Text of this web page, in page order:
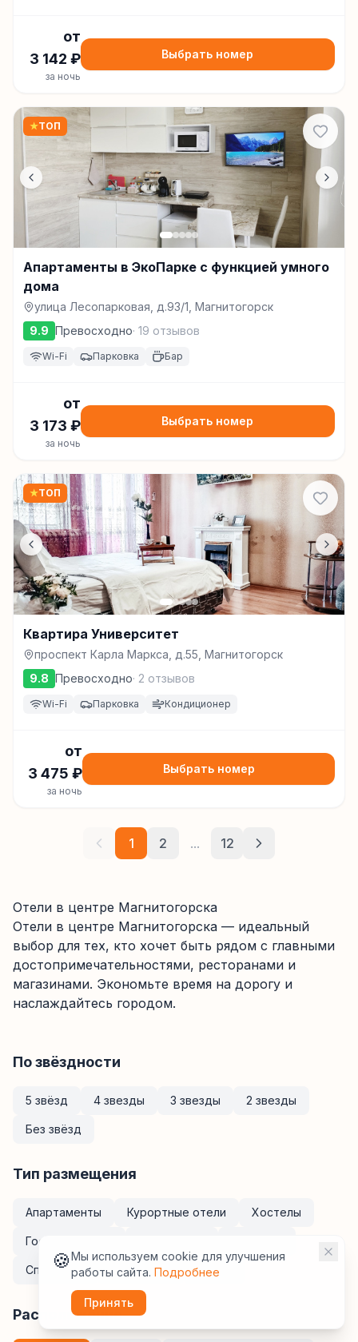
от
3 142 ₽
за ночь
Выбрать номер
★ТОП
Апартаменты в ЭкоПарке с функцией умного
дома
улица Лесопарковая, д.93/1, Магнитогорск
9.9 Превосходно· 19 отзывов
Wi-Fi Парковка Бар
от
3 173 ₽
за ночь
Выбрать номер
★ТОП
Квартира Университет
проспект Карла Маркса, д.55, Магнитогорск
9.8 Превосходно· 2 отзывов
Wi-Fi Парковка Кондиционер
от
3 475 ₽
за ночь
Выбрать номер
1 2 ... 12
Отели в центре Магнитогорска
Отели в центре Магнитогорска — идеальный
выбор для тех, кто хочет быть рядом с главными
достопримечательностями, ресторанами и
магазинами. Экономьте время на дорогу и
наслаждайтесь городом.
По звёздности
5 звёзд 4 звезды 3 звезды 2 звезды
Без звёзд
Тип размещения
Апартаменты Курортные отели Хостелы
Гостевые дома
Спа-отели Санатории Отели
Расположение
🍪Мы используем cookie для улучшения
работы сайта. Подробнее
Принять